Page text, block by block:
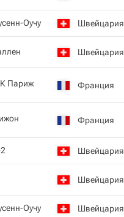
Оучу Швейцария
Швейцария
Париж Франция
Франция
Швейцария
Швейцария
Оучу Швейцария